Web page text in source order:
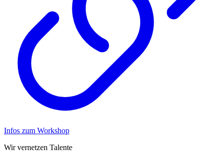
Infos zum Workshop
Wir vernetzen Talente